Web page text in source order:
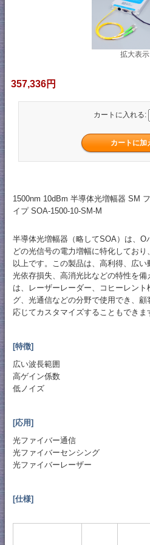
拡大表示
357,336円
カートに入れる:
1500nm 10dBm 半導体光増幅器 SM
イプ SOA-1500-10-SM-M
半導体光増幅器（略してSOA）は、O
どの光信号の電力増幅に特化してお
以上です。この製品は、高利得、広
光依存損失、高消光比などの特性を
は、レーザーレーダー、コヒーレン
グ、光通信などの分野で使用でき、
応じてカスタマイズすることもできま
[特徴]
広い波長範囲
高ゲイン係数
低ノイズ
[応用]
光ファイバー通信
光ファイバーセンシング
光ファイバーレーザー
[仕様]